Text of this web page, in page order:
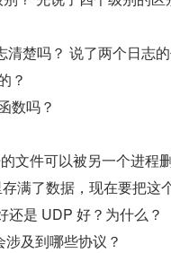
楚吗？ 说了两个日志
？
数吗？
文件可以被另一个进程
满了数据，现在要把这
还是 UDP 好？为什么？
及到哪些协议？